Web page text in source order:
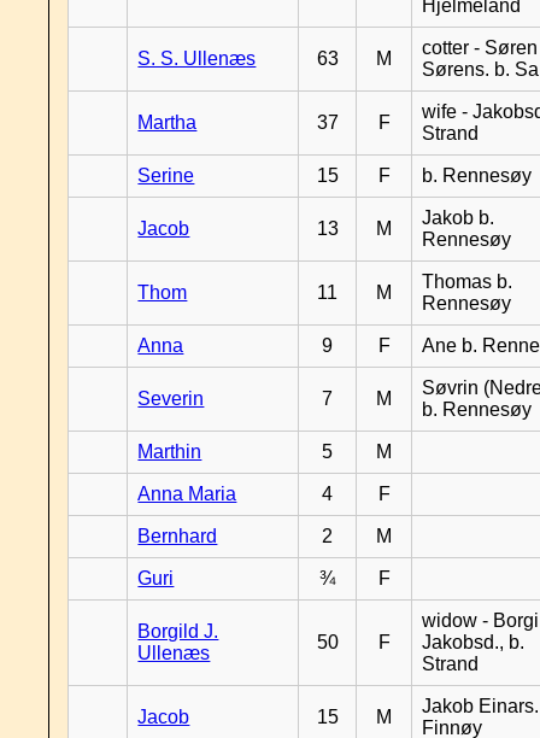
Hjelmeland
S. S. Ullenæs 63 M
cotter - Søren
Sørens. b.
Martha 37 F
wife -
Strand
Serine 15 F b. Rennesøy
Jacob 13 M
Jakob b.
Rennesøy
Thom 11 M
Thomas b.
Rennesøy
Anna 9 F Ane b.
Severin 7 M
Søvrin
b. Rennesøy
Marthin 5 M
Anna Maria 4 F
Bernhard 2 M
Guri ¾ F
Borgild J.
Ullenæs
50 F
widow -
Jakobsd., b.
Strand
Jacob 15 M
Jakob
Finnøy